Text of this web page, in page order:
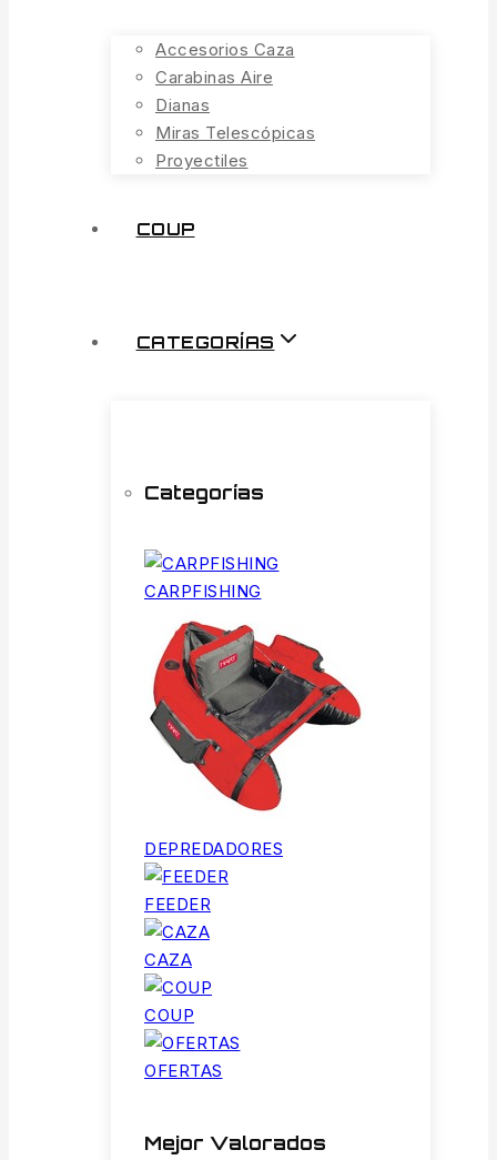
Accesorios Caza
Carabinas Aire
Dianas
Miras Telescópicas
Proyectiles
COUP
CATEGORÍAS
Categorías
CARPFISHING
DEPREDADORES
FEEDER
CAZA
COUP
OFERTAS
Mejor Valorados